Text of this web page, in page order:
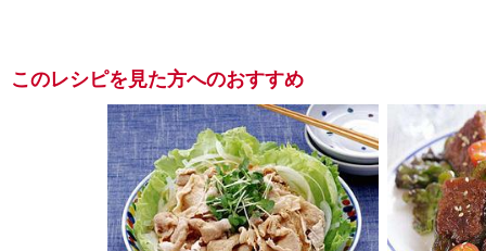
このレシピを見た方へのおすすめ